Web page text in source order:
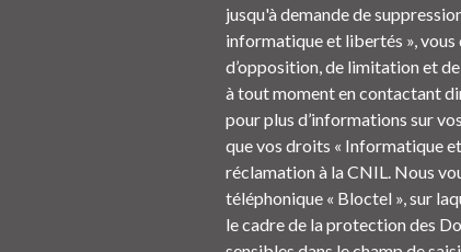
jusqu'à demande de
informatique et libertés », vous
d’opposition, de limitation et
à tout moment en contactant
pour plus d’informations sur
que vos droits « Informatique
réclamation à la CNIL. Nous
téléphonique « Bloctel », sur
le cadre de la protection des